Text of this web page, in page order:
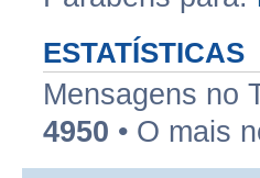
ESTATÍSTICAS
Mensagens no
4950 • O mais